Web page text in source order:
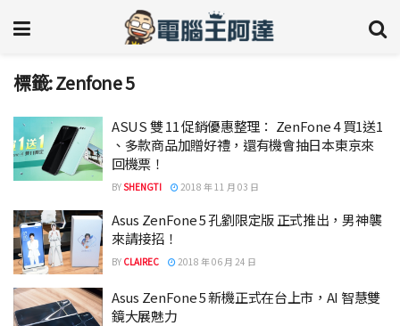
標籤:Zenfone 5
ASUS 雙 11 促銷優惠整理： ZenFone 4 買1送1
、多款商品加贈好禮，還有機會抽日本東京來
回機票！
BYSHENGTI 2018 年 11 月 03 日
Asus ZenFone 5 孔劉限定版 正式推出，男神襲
來請接招！
BY CLAIREC 2018 年 06 月 24 日
Asus ZenFone 5 新機正式在台上市，AI 智慧雙
鏡大展魅力